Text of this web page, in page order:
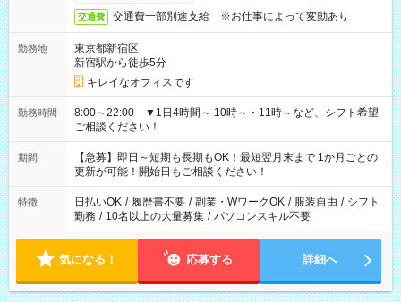
交通費 交通費一部別途支給 ※お仕事によって変動あり
勤務地
東京都新宿区
新宿駅から徒歩5分
キレイなオフィスです
勤務時間
8:00～22:00 ▼1日4時間～ 10時～・11時～など、シフト希望
ご相談ください！
期間
【急募】即日～短期も長期もOK！最短翌月末まで 1か月ごとの
更新が可能！開始日もご相談ください！
特徴 日払いOK / 履歴書不要 / 副業・WワークOK / 服装自由 / シフト
勤務 / 10名以上の大量募集 / パソコンスキル不要
気になる！ 応募する 詳細へ